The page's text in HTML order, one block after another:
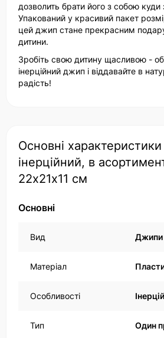
дозволить брати його з собою куди
Упакований у красивий пакет
цей джип стане прекрасним
дитини.
Зробіть свою дитину щасливою -
інерційний джип і віддавайте в
радість!
Основні
інерційний, в
22х21х11 см
Основні
Вид Джипи
Матеріал
Особливості
Тип Один